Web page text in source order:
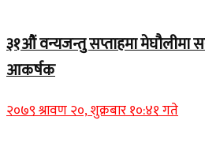
३१औं वन्यजन्तु सप्ताहमा
आकर्षक
२०७९ श्रावण २०, शुक्रबार १०:४१ गते